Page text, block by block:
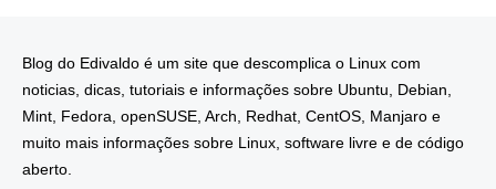
Blog do Edivaldo é um site que descomplica o Linux com
noticias, dicas, tutoriais e informações sobre Ubuntu, Debian,
Mint, Fedora, openSUSE, Arch, Redhat, CentOS, Manjaro e
muito mais informações sobre Linux, software livre e de código
aberto.